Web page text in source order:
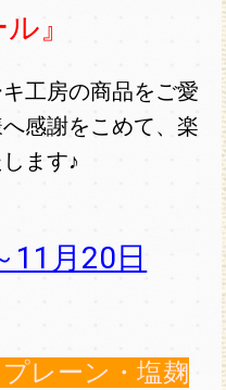
』
工房の商品をご愛
感謝をこめて、楽
ます♪
11月20日
レーン・塩麹